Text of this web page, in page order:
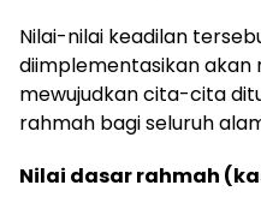
Nilai-nilai keadilan
diimplementasikan akan
mewujudkan cita-cita
rahmah bagi seluruh
Nilai dasar rahmah